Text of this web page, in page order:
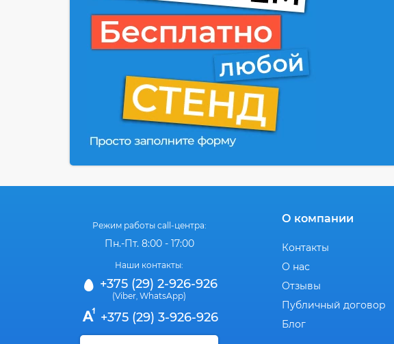
Режим работы call-центра:
Пн.-Пт. 8:00 - 17:00
Наши контакты:
+375 (29) 2-926-926
(Viber, WhatsApp)
+375 (29) 3-926-926
О компании
Контакты
О нас
Отзывы
Публичный договор
Блог